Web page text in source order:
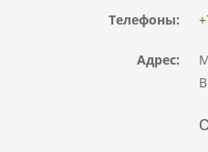
Телефоны:
Адрес: